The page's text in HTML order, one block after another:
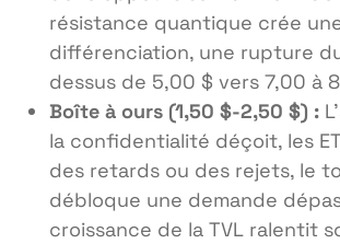
résistance quantique crée
différenciation, une rupture
dessus de 5,00 $ vers 7,00 à
Boîte à ours (1,50 $-2,50 $) :
la confidentialité déçoit, les
des retards ou des rejets, le
débloque une demande
croissance de la TVL ralentit